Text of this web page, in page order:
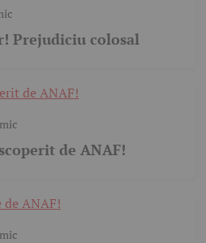
Prejudiciu colosal
de ANAF!